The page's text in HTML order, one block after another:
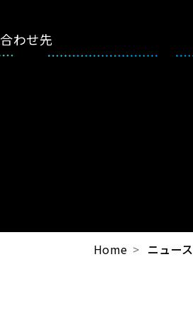
わせ先
Home ニュース